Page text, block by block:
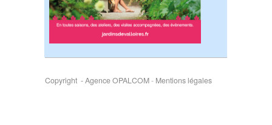
Copyright - Agence OPALCOM- Mentions légales